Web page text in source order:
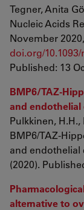
Tegner, Anita
Nucleic Acids
November
doi.org/
Published: 13
BMP6/TAZ-
and endothelial
Pulkkinen, H.H.,
BMP6/TAZ-
and endothelial
(2020).
alternative to